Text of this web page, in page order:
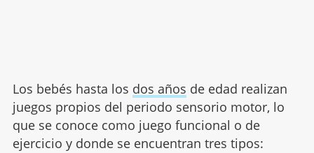
Los bebés hasta los dos años de edad realizan
juegos propios del periodo sensorio motor, lo
que se conoce como juego funcional o de
ejercicio y donde se encuentran tres tipos: